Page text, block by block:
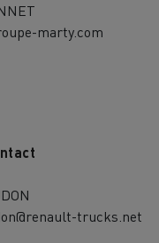
marty.com
trucks.net